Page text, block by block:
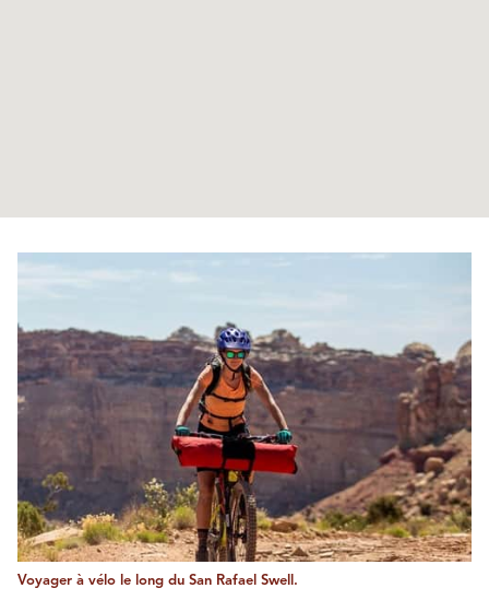
Voyager à vélo le long du San Rafael Swell.